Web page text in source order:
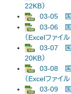
22KB）
03-05 国
03-06 国
（Excelファイル
03-07 国
20KB）
03-08 国
（Excelファイル
03-09 国